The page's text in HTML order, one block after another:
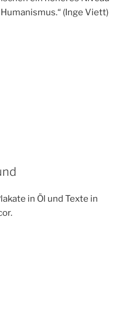
(Inge Viett)
in Öl und Texte in